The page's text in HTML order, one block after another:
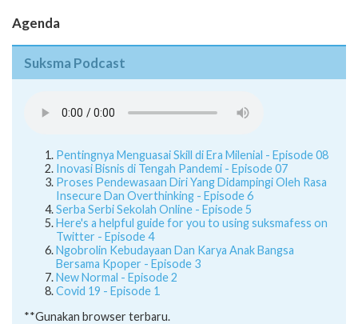
Agenda
Suksma Podcast
Pentingnya Menguasai Skill di Era Milenial - Episode 08
Inovasi Bisnis di Tengah Pandemi - Episode 07
Proses Pendewasaan Diri Yang Didampingi Oleh Rasa
Insecure Dan Overthinking - Episode 6
Serba Serbi Sekolah Online - Episode 5
Here's a helpful guide for you to using suksmafess on
Twitter - Episode 4
Ngobrolin Kebudayaan Dan Karya Anak Bangsa
Bersama Kpoper - Episode 3
New Normal - Episode 2
Covid 19 - Episode 1
**Gunakan browser terbaru.